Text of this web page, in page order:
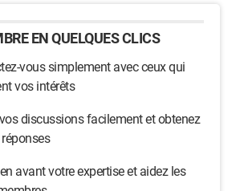
EN QUELQUES CLICS
vous simplement avec ceux qui
vos intérêts
discussions facilement et obtenez
avant votre expertise et aidez les